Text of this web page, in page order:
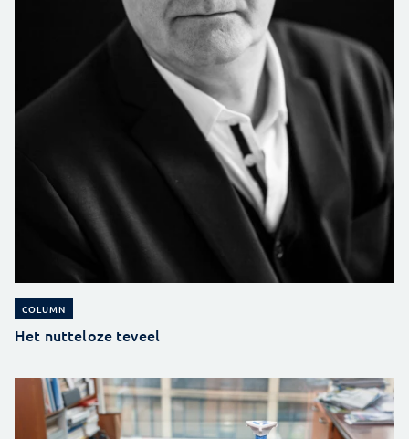
COLUMN
Het nutteloze teveel